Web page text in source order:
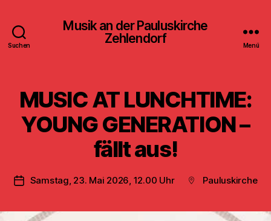
Suchen
Musik an der Pauluskirche
Zehlendorf
Menü
MUSIC AT LUNCHTIME:
YOUNG GENERATION –
fällt aus!
Veröffentlichungsdatum
Samstag, 23. Mai 2026, 12.00 Uhr Beitragsort
Pauluskirche